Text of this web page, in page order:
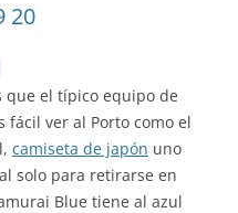
20
que el típico equipo de
fácil ver al Porto como el
camiseta de japón uno
solo para retirarse en
Blue tiene al azul